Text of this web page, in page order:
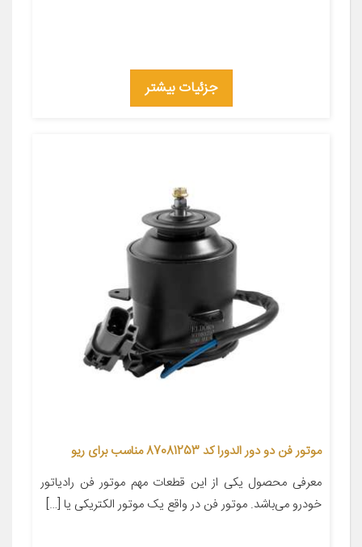
جزئیات بیشتر
موتور فن دو دور الدورا کد 87081253 مناسب برای ریو
معرفی محصول یکی از این قطعات مهم موتور فن رادیاتور
خودرو می‌باشد. موتور فن در واقع یک موتور الکتریکی یا […]